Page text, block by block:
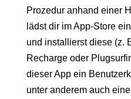
Prozedur anhand einer
lädst dir im App-Store
und installierst diese (z.
Recharge oder
dieser App ein
unter anderem auch